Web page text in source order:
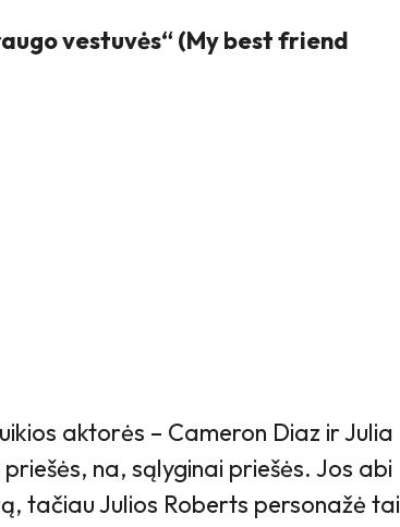
vestuvės“ (My best friend
aktorės – Cameron Diaz ir Julia
na, sąlyginai priešės. Jos abi
tačiau Julios Roberts personažė tai